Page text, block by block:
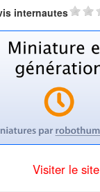
internautes
Visiter le site